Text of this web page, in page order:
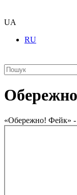
UA
RU
«Обережно! Фейк» -